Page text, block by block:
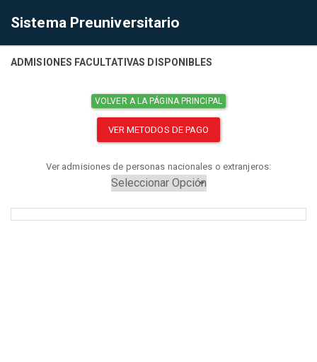
Sistema Preuniversitario
ADMISIONES FACULTATIVAS DISPONIBLES
VOLVER A LA PÁGINA PRINCIPAL
VER METODOS DE PAGO
Ver admisiones de personas nacionales o extranjeros: